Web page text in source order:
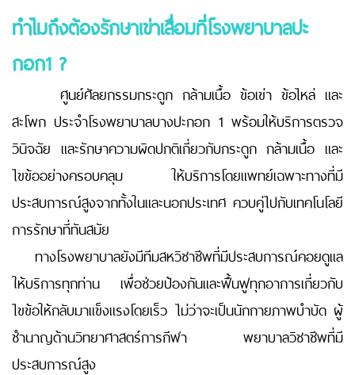
ทำไมถึงต้องรักษาเข่าเสื่อมที่โรงพยาบาลปะ
กอก1 ?
ศูนย์ศัลยกรรมกระดูก กล้ามเนื้อ ข้อเข่า ข้อไหล่ และ
สะโพก ประจำโรงพยาบาลบางปะกอก 1 พร้อมให้บริการตรวจ
วินิจฉัย และรักษาความผิดปกติเกี่ยวกับกระดูก กล้ามเนื้อ และ
ไขข้ออย่างครอบคลุม ให้บริการโดยแพทย์เฉพาะทางที่มี
ประสบการณ์สูงจากทั้งในและนอกประเทศ ควบคู่ไปกับเทคโนโลยี
การรักษาที่ทันสมัย
ทางโรงพยาบาลยังมีทีมสหวิชาชีพที่มีประสบการณ์คอยดูแล
ให้บริการทุกท่าน เพื่อช่วยป้องกันและฟื้นฟูทุกอาการเกี่ยวกับ
ไขข้อให้กลับมาแข็งแรงโดยเร็ว ไม่ว่าจะเป็นนักกายภาพบำบัด ผู้
ชำนาญด้านวิทยาศาสตร์การกีฬา พยาบาลวิชาชีพที่มี
ประสบการณ์สูง